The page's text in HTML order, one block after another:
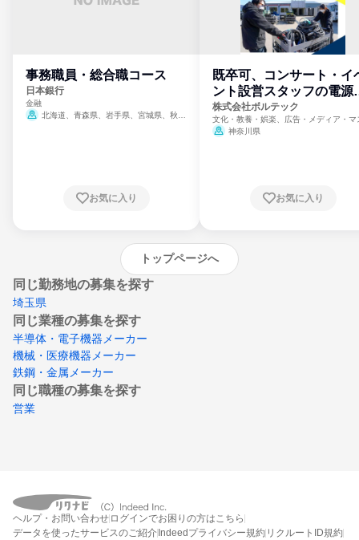
事務職員・総合職コース
日本銀行
金融
北海道、青森県、岩手県、宮城県、秋田
崎県、熊本県、大分県、宮崎県、鹿児島県、
お気に入り
既卒可、コンサート・イ
ント設営スタッフの電源
門
株式会社ボルテック
文化・教養・娯楽、広告・メディア・マ
ミ、電力・ガス・水道・エネルギー
神奈川県
お気に入り
トップページへ
同じ勤務地の募集を探す
埼玉県
同じ業種の募集を探す
半導体・電子機器メーカー
機械・医療機器メーカー
鉄鋼・金属メーカー
同じ職種の募集を探す
営業
ヘルプ・お問い合わせ ログインでお困りの方はこちら
データを使ったサービスのご紹介Indeedプライバシー規約 リクルートID規約